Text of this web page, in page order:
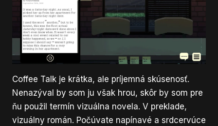
Coffee Talk je krátka, ale príjemná skúsenosť.
Nenazýval by som ju však hrou, skôr by som pre
ňu použil termín vizuálna novela. V preklade,
vizuálny román. Počúvate napínavé a srdcervúce